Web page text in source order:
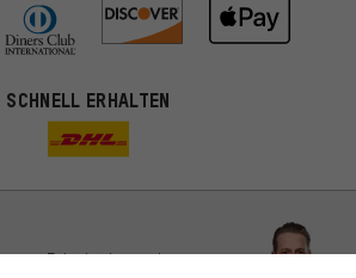
SCHNELL ERHALTEN
Dich beraten
zufälliger Werbung, genauer passende
Diese Cookies helfen uns, Deine Interessen
und Dir relevante Produkte und Tipps zu
was Du in unserem Shop suchst und brauchst.